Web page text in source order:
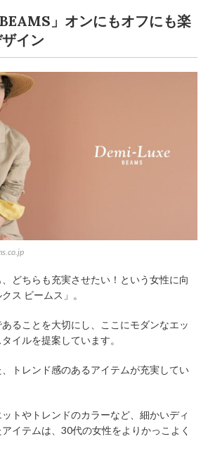
」オンにもオフにも楽
イン
どちらも充実させたい！という女性に向
ス ビームス」。
あることを大切にし、ここにモダンなエッ
イルを提案しています。
トレンド感のあるアイテムが充実してい
トやトレンドのカラーなど、細かいディ
イテムは、30代の女性をよりかっこよく